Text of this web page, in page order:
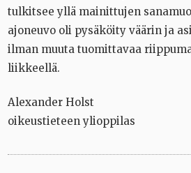
tulkitsee yllä mainittujen
ajoneuvo oli pysäköity väärin ja
ilman muuta tuomittavaa
liikkeellä.
Alexander Holst
oikeustieteen ylioppilas